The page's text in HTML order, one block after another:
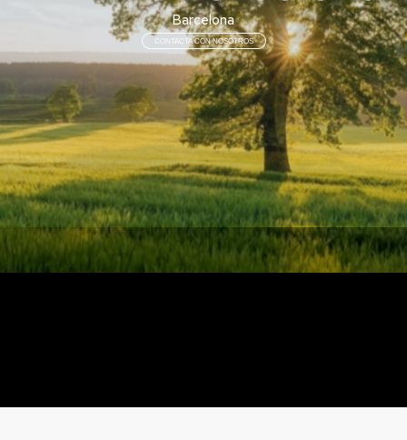
CONTACTA CON NOSOTROS
Barcelona